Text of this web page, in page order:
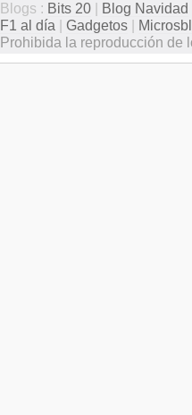
Blogs : Bits 20 | Blog Navidad
F1 al día | Gadgetos |
Prohibida la reproducción de